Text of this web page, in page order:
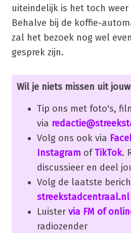
uiteindelijk is het toch
Behalve bij de koffie-
zal het bezoek nog wel
gesprek zijn.
Wil je niets missen uit
Tip ons met foto's,
via
Volg ons ook via
Instagram ofTikTok.
discussieer en deel
Volg de laatste
streekstadcentraal.nl
Luister via FM of
radiozender